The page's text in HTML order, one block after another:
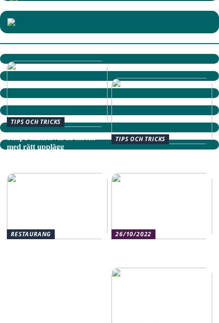
TIPS OCH TRICKS
med rätt upplägg
TIPS OCH TRICKS
RESTAURANG
26/10/2022